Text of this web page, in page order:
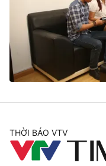
Tin tức
Thế giới đó đây
Câu chuyện quốc tế
Kinh tế
Tài chính
Thị trường
Góc doanh nghiệp
Dữ liệu và đời sống
Truyền hình
Phim VTV
Hậu trường
Giải trí
Điện ảnh
THỜI BÁO VTV